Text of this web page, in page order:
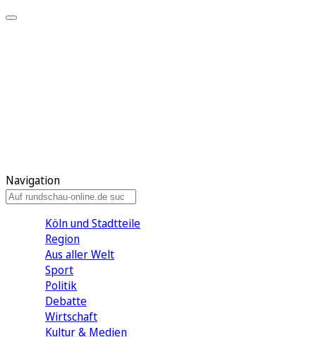
Navigation
Köln und Stadtteile
Region
Aus aller Welt
Sport
Politik
Debatte
Wirtschaft
Kultur & Medien